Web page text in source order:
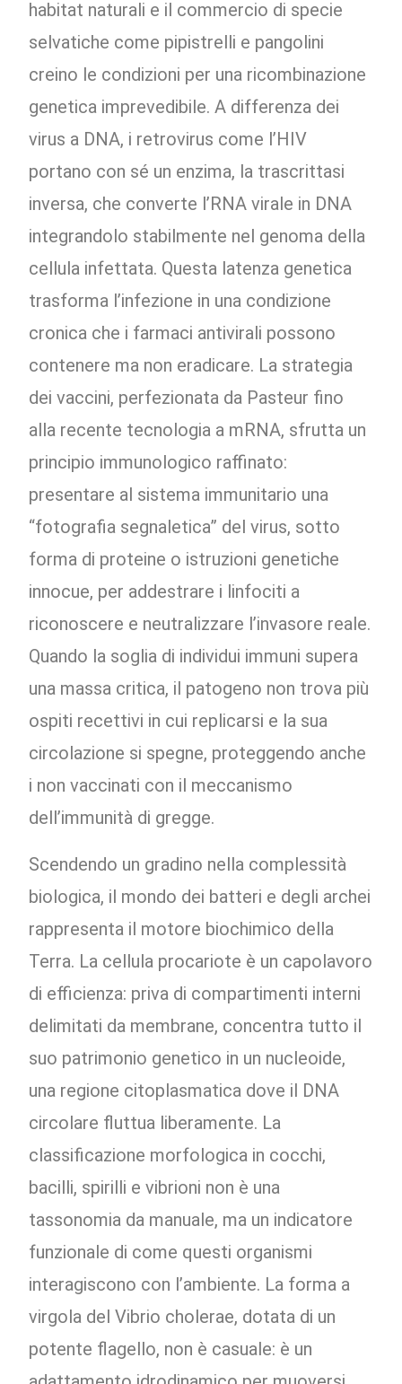
habitat naturali e il commercio di specie
selvatiche come pipistrelli e pangolini
creino le condizioni per una ricombinazione
genetica imprevedibile. A differenza dei
virus a DNA, i retrovirus come l’HIV
portano con sé un enzima, la trascrittasi
inversa, che converte l’RNA virale in DNA
integrandolo stabilmente nel genoma della
cellula infettata. Questa latenza genetica
trasforma l’infezione in una condizione
cronica che i farmaci antivirali possono
contenere ma non eradicare. La strategia
dei vaccini, perfezionata da Pasteur fino
alla recente tecnologia a mRNA, sfrutta un
principio immunologico raffinato:
presentare al sistema immunitario una
“fotografia segnaletica” del virus, sotto
forma di proteine o istruzioni genetiche
innocue, per addestrare i linfociti a
riconoscere e neutralizzare l’invasore reale.
Quando la soglia di individui immuni supera
una massa critica, il patogeno non trova più
ospiti recettivi in cui replicarsi e la sua
circolazione si spegne, proteggendo anche
i non vaccinati con il meccanismo
dell’immunità di gregge.
Scendendo un gradino nella complessità
biologica, il mondo dei batteri e degli archei
rappresenta il motore biochimico della
Terra. La cellula procariote è un capolavoro
di efficienza: priva di compartimenti interni
delimitati da membrane, concentra tutto il
suo patrimonio genetico in un nucleoide,
una regione citoplasmatica dove il DNA
circolare fluttua liberamente. La
classificazione morfologica in cocchi,
bacilli, spirilli e vibrioni non è una
tassonomia da manuale, ma un indicatore
funzionale di come questi organismi
interagiscono con l’ambiente. La forma a
virgola del Vibrio cholerae, dotata di un
potente flagello, non è casuale: è un